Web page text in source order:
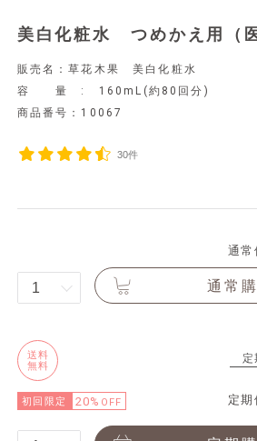
美白化粧水 つめかえ用（
販売名：草花木果 美白化粧水
容 量 : 160mL(約80回分)
商品番号： 10067
30件
通常
通常
初回限定 20% OFF
定
定期
送料
無料